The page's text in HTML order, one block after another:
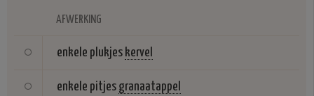
AFWERKING
enkele plukjes kervel
enkele pitjes granaatappel